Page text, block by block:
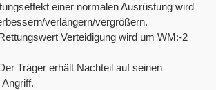
einer normalen Ausrüstung wird
verlängern/vergrößern.
Verteidigung wird um WM:-2
Träger erhält Nachteil auf seinen